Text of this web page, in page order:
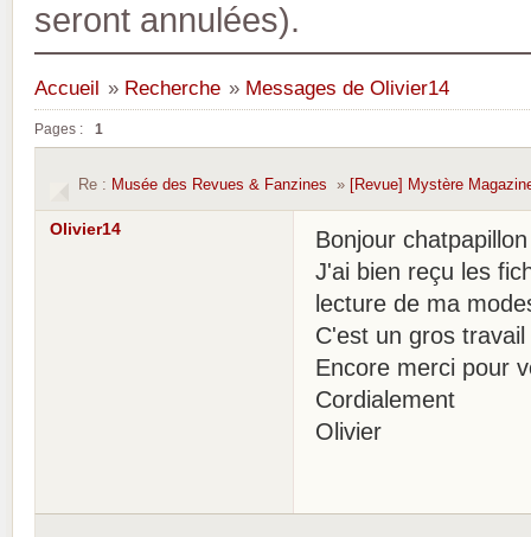
seront annulées).
Accueil » Recherche » Messages de Olivier14
Pages : 1
Re : Musée des Revues & Fanzines » [Revue] Mystère
Olivier14
Bonjour chatpapillon
J'ai bien reçu les
lecture de ma
C'est un gros
Encore merci pour
Cordialement
Olivier